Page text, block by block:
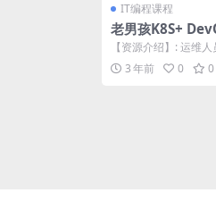
IT编程课程
老男孩K8S+
(带CKA全球认证
【资源介绍】: 运维
最近的三年多时间，
3 年前 0 0